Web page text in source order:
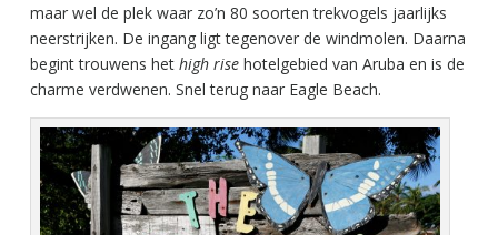
maar wel de plek waar zo’n 80 soorten trekvogels jaarlijks
neerstrijken. De ingang ligt tegenover de windmolen. Daarna
begint trouwens het high risehotelgebied van Aruba en is de
charme verdwenen. Snel terug naar Eagle Beach.